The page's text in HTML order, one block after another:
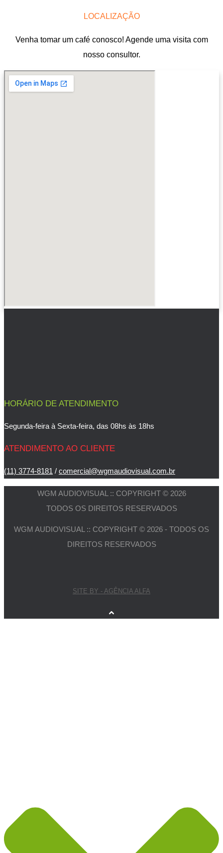
LOCALIZAÇÃO
Venha tomar um café conosco! Agende uma visita com
nosso consultor.
HORÁRIO DE ATENDIMENTO
Segunda-feira à Sexta-feira, das 08hs às 18hs
ATENDIMENTO AO CLIENTE
(11) 3774-8181 / comercial@wgmaudiovisual.com.br
WGM AUDIOVISUAL :: COPYRIGHT © 2026
TODOS OS DIREITOS RESERVADOS
WGM AUDIOVISUAL :: COPYRIGHT © 2026 - TODOS OS
DIREITOS RESERVADOS
SITE BY - AGÊNCIA ALFA